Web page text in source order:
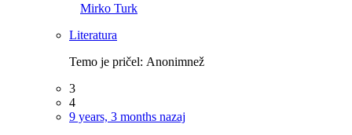
Mirko Turk
Literatura
Temo je pričel: Anonimnež
3
4
9 years, 3 months nazaj